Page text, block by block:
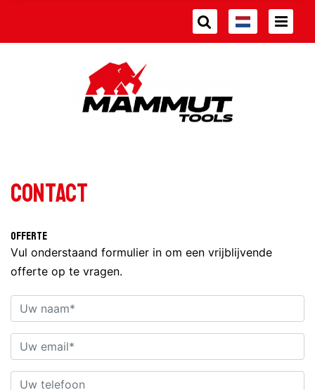
Contact
Offerte
Vul onderstaand formulier in om een vrijblijvende
offerte op te vragen.